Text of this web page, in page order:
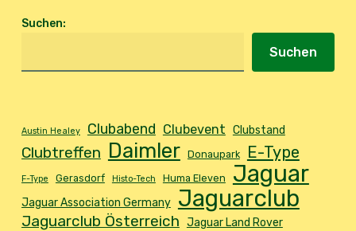
Suchen:
Suchen
Austin Healey Clubabend Clubevent Clubstand
Clubtreffen Daimler Donaupark E-Type
F-Type Gerasdorf Histo-Tech Huma Eleven Jaguar
Jaguar Association Germany Jaguarclub
Jaguarclub Österreich Jaguar Land Rover